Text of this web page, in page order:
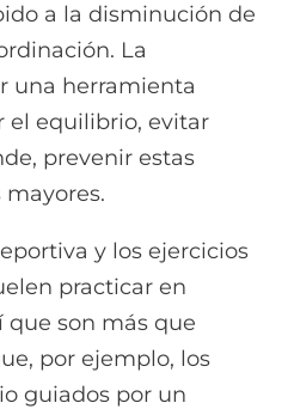
a la disminución de
La
una herramienta
el equilibrio, evitar
prevenir estas
mayores.
y los ejercicios
practicar en
que son más que
por ejemplo, los
guiados por un